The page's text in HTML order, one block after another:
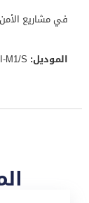
في مشاريع
الموديل: